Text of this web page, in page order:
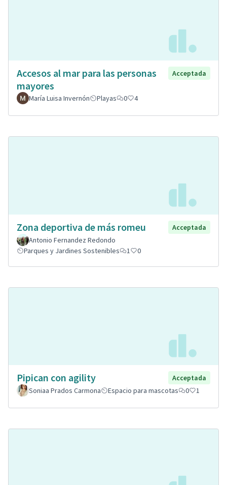
Accesos al mar para las personas
mayores
Acceptada
María Luisa Invernón Playas 0 4
Zona deportiva de más romeu
Acceptada
Antonio Fernandez Redondo
Parques y Jardines Sostenibles
1 0
Pipican con agility
Acceptada
Soniaa Prados Carmona
Espacio para mascotas 0 1